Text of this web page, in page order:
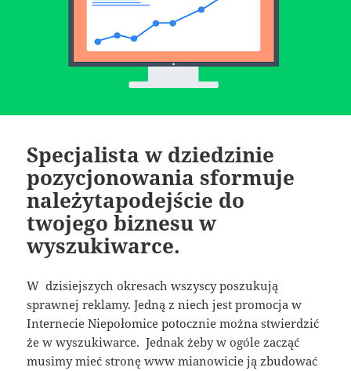
Specjalista w dziedzinie
pozycjonowania sformuje
należytapodejście do
twojego biznesu w
wyszukiwarce.
W dzisiejszych okresach wszyscy poszukują
sprawnej reklamy. Jedną z niech jest promocja w
Internecie Niepołomice potocznie można stwierdzić
że w wyszukiwarce. Jednak żeby w ogóle zacząć
musimy mieć stronę www mianowicie ją zbudować